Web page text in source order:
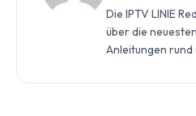
Die IPTV LINIE
über die
Anleitungen rund